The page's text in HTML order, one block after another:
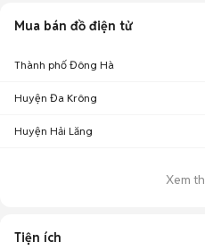
Mua bán đồ điện tử
Thành phố Đông Hà
Huyện Đa Krông
Huyện Hải Lăng
Xem
Tiện ích